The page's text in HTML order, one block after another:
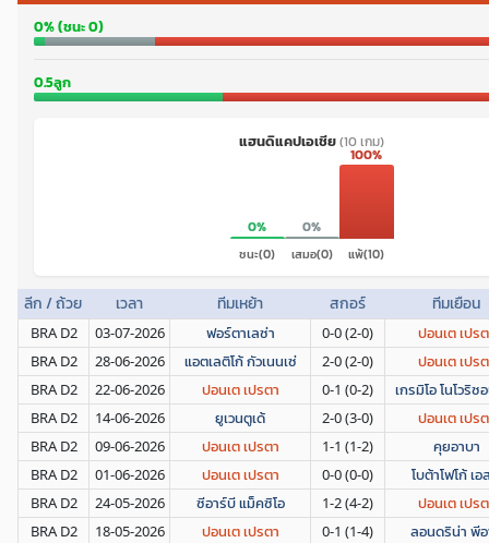
0% (ชนะ 0)
0.5ลูก
แฮนดิแคปเอเชีย(10 เกม)
0%
ชนะ(0)
0%
เสมอ(0)
100%
แพ้(10)
ลีก / ถ้วย เวลา ทีมเหย้า สกอร์ ทีมเยือน
BRA D2 03-07-2026 ฟอร์ตาเลซ่า 0-0 (2-0) ปอนเต เปร
BRA D2 28-06-2026 แอตเลติโก้ กัวเนนเซ่ 2-0 (2-0) ปอนเต เปร
BRA D2 22-06-2026 ปอนเต เปรตา 0-1 (0-2) เกรมิโอ โนโวริซ
BRA D2 14-06-2026 ยูเวนตูเด้ 2-0 (3-0) ปอนเต เปร
BRA D2 09-06-2026 ปอนเต เปรตา 1-1 (1-2) คุยอาบา
BRA D2 01-06-2026 ปอนเต เปรตา 0-0 (0-0) โบต้าโฟโก้ เ
BRA D2 24-05-2026 ซีอาร์บี แม็คซิโอ 1-2 (4-2) ปอนเต เปร
BRA D2 18-05-2026 ปอนเต เปรตา 0-1 (1-4) ลอนดริน่า พี